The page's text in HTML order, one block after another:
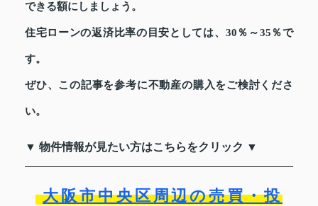
できる額にしましょう。
住宅ローンの返済比率の目安としては、30％～35％で
す。
ぜひ、この記事を参考に不動産の購入をご検討くださ
い。
▼ 物件情報が見たい方はこちらをクリック ▼
大阪市中央区周辺の売買・投